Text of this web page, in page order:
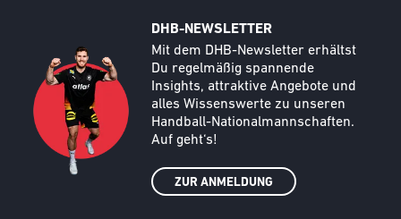
DHB-NEWSLETTER
Text
Mit dem DHB-Newsletter erhältst
Du regelmäßig spannende
Insights, attraktive Angebote und
alles Wissenswerte zu unseren
Handball-Nationalmannschaften.
Auf geht‘s!
ZUR ANMELDUNG